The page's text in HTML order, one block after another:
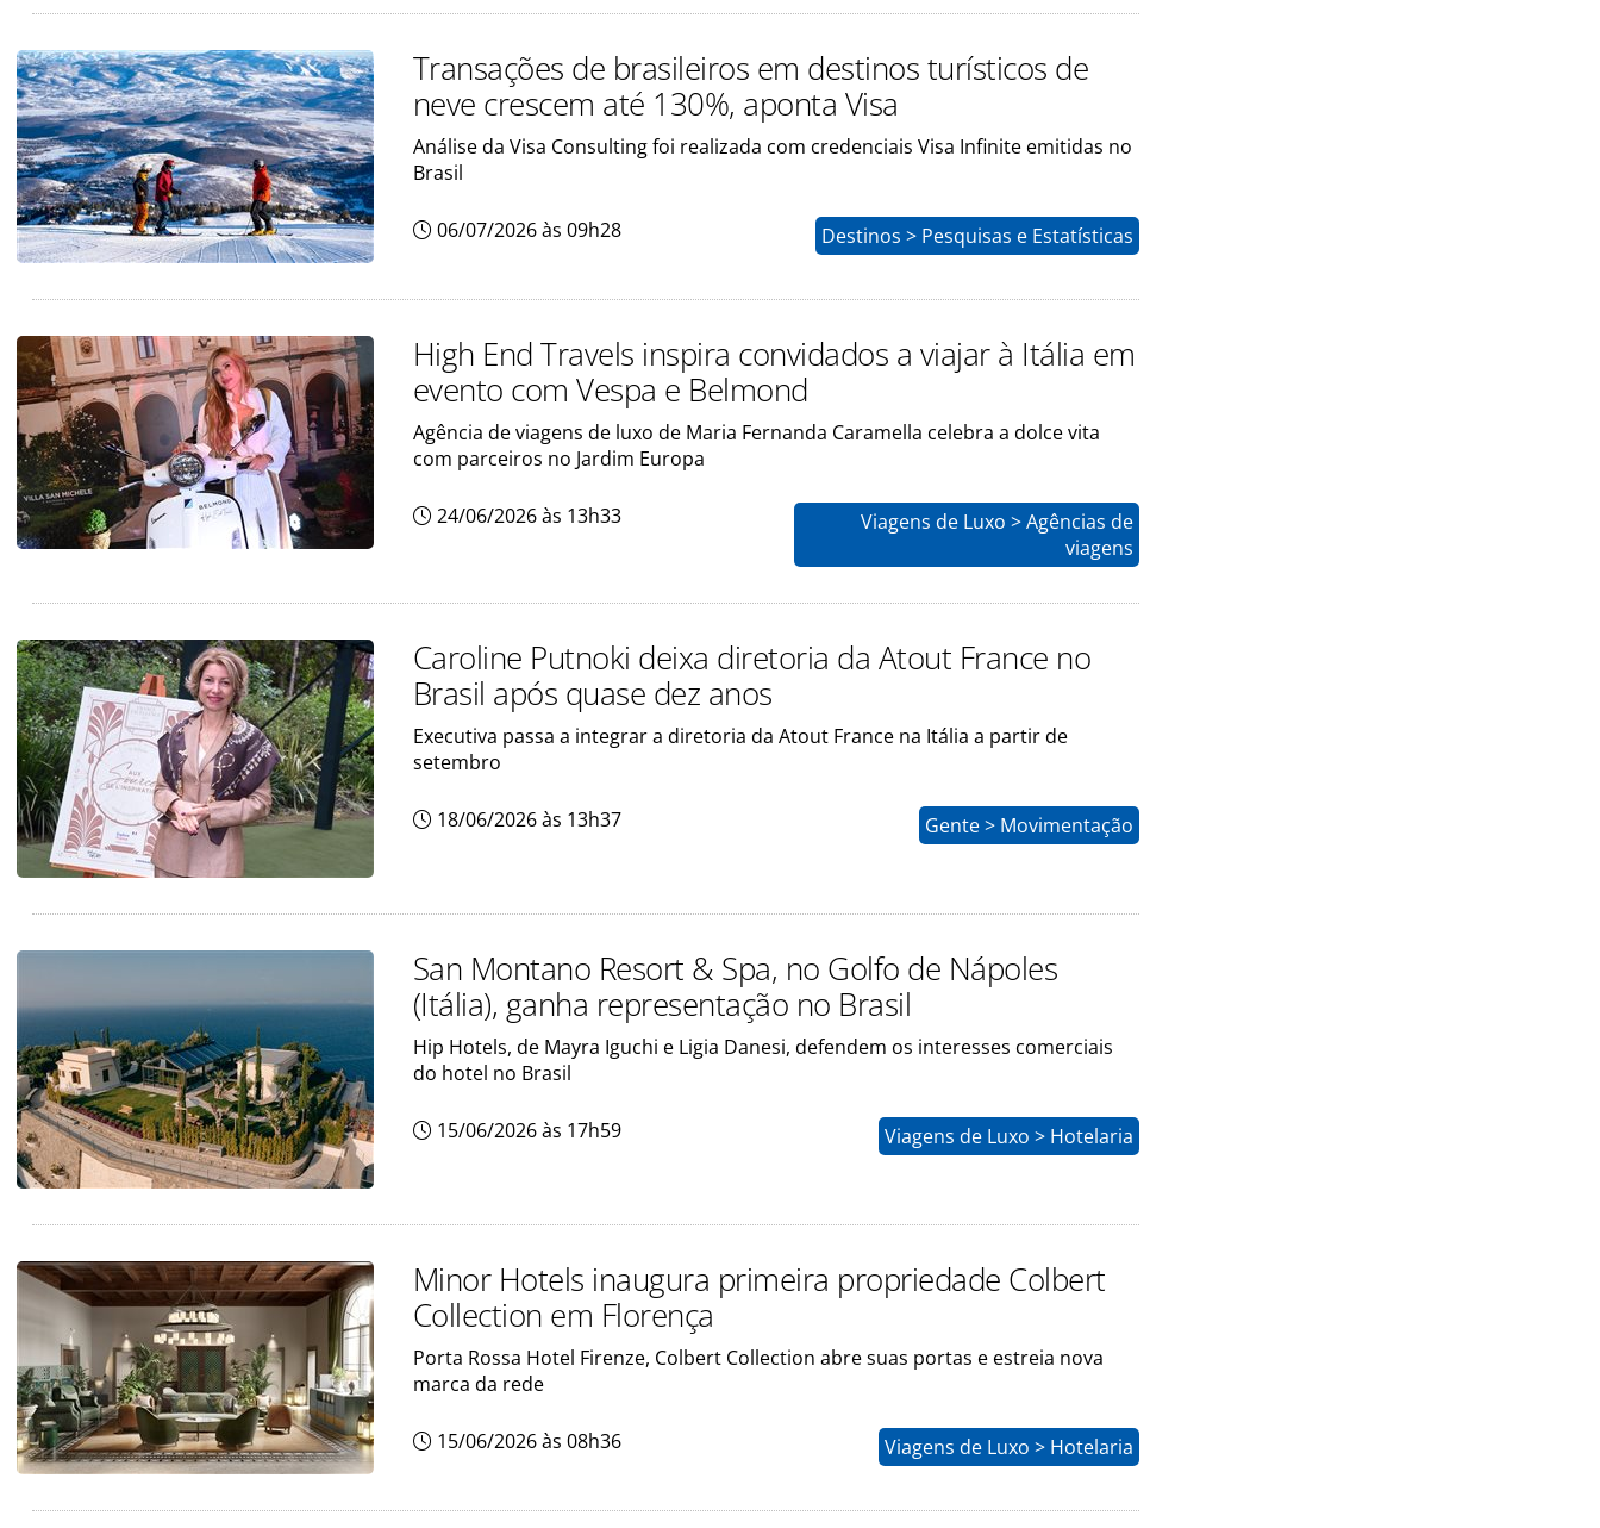
Transações de brasileiros em destinos turísticos de
neve crescem até 130%, aponta Visa
Análise da Visa Consulting foi realizada com credenciais Visa Infinite emitidas no
Brasil
06/07/2026 às 09h28 Destinos > Pesquisas e Estatísticas
High End Travels inspira convidados a viajar à Itália em
evento com Vespa e Belmond
Agência de viagens de luxo de Maria Fernanda Caramella celebra a dolce vita
com parceiros no Jardim Europa
24/06/2026 às 13h33
Viagens de Luxo > Agências de
viagens
Caroline Putnoki deixa diretoria da Atout France no
Brasil após quase dez anos
Executiva passa a integrar a diretoria da Atout France na Itália a partir de
setembro
18/06/2026 às 13h37 Gente > Movimentação
San Montano Resort & Spa, no Golfo de Nápoles
(Itália), ganha representação no Brasil
Hip Hotels, de Mayra Iguchi e Ligia Danesi, defendem os interesses comerciais
do hotel no Brasil
15/06/2026 às 17h59 Viagens de Luxo > Hotelaria
Minor Hotels inaugura primeira propriedade Colbert
Collection em Florença
Porta Rossa Hotel Firenze, Colbert Collection abre suas portas e estreia nova
marca da rede
15/06/2026 às 08h36 Viagens de Luxo > Hotelaria